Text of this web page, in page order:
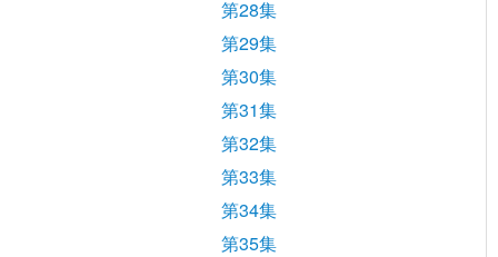
第28集
第29集
第30集
第31集
第32集
第33集
第34集
第35集